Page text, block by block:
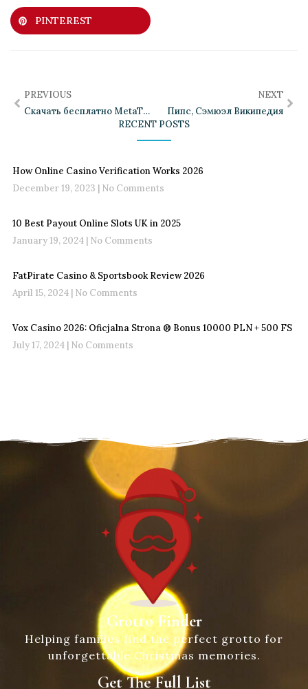
PINTEREST
PREVIOUS
Скачать бесплатно MetaTrader 4 на Андроид или компьютер
NEXT
Пипс, Сэмюэл Википедия
RECENT POSTS
How Online Casino Verification Works 2026
December 19, 2023
No Comments
10 Best Payout Online Slots UK in 2025
January 19, 2024 No Comments
FatPirate Casino & Sportsbook Review 2026
April 15, 2024 No Comments
Vox Casino 2026: Oficjalna Strona ®️ Bonus 10000 PLN + 500 FS
July 17, 2024 No Comments
Grotto Finder
Helping families find the perfect grotto for
unforgettable Christmas memories.
Get The Full List